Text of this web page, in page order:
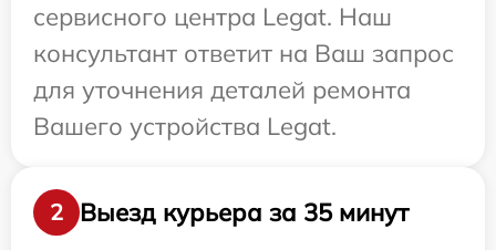
сервисного центра Legat. Наш
консультант ответит на Ваш запрос
для уточнения деталей ремонта
Вашего устройства Legat.
2
Выезд курьера за 35 минут